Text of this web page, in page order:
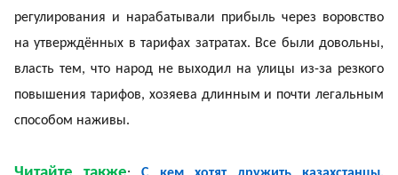
регулирования и нарабатывали прибыль через воровство
на утверждённых в тарифах затратах. Все были довольны,
власть тем, что народ не выходил на улицы из-за резкого
повышения тарифов, хозяева длинным и почти легальным
способом наживы.